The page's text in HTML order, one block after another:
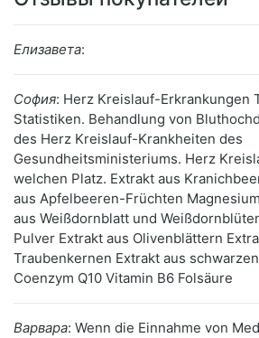
Елизавета:
София: Herz Kreislauf-Erkrankungen
Statistiken. Behandlung von
des Herz Kreislauf-Krankheiten des
Gesundheitsministeriums. Herz
welchen Platz. Extrakt aus
aus Apfelbeeren-Früchten
aus Weißdornblatt und
Pulver Extrakt aus Olivenblättern
Traubenkernen Extrakt aus
Coenzym Q10 Vitamin B6 Folsäure
Варвара: Wenn die Einnahme von